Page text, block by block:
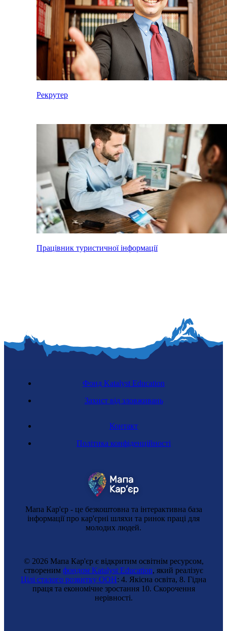
Рекрутер
Працівник туристичної інформації
Мапа Кар'єр - це безкоштовна та інтерактивна база
інформації про кар'єрні шляхи та ринок праці для
молодих людей.
Контакт
Політика конфіденційності
Фонд Katalyst Education
Захист від зловживань
© 2026 Мапа Кар'єр є відкритим освітнім ресурсом,
створеним фондом Katalyst Education, який реалізує
Цілі сталого розвитку ООН: 4. Якісна освіта, 8. Гідна
праця та економічне зростання 10. Cкорочення
нерівності.